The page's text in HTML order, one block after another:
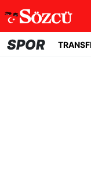
SPOR